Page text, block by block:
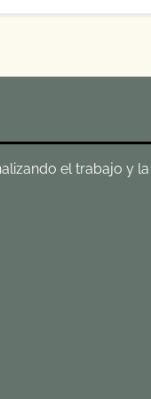
el trabajo